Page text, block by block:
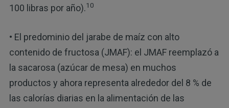
100 libras por año).10
• El predominio del jarabe de maíz con alto
contenido de fructosa (JMAF): el JMAF reemplazó a
la sacarosa (azúcar de mesa) en muchos
productos y ahora representa alrededor del 8 % de
las calorías diarias en la alimentación de las